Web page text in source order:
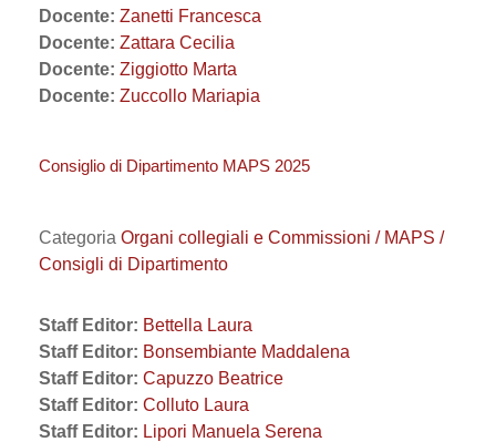
Docente: Zanetti Francesca
Docente: Zattara Cecilia
Docente: Ziggiotto Marta
Docente: Zuccollo Mariapia
Consiglio di Dipartimento MAPS 2025
Categoria Organi collegiali e Commissioni / MAPS /
Consigli di Dipartimento
Staff Editor: Bettella Laura
Staff Editor: Bonsembiante Maddalena
Staff Editor: Capuzzo Beatrice
Staff Editor: Colluto Laura
Staff Editor: Lipori Manuela Serena